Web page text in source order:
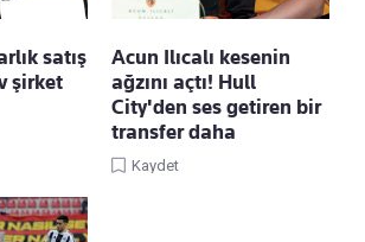
satış
şirket
Acun Ilıcalı kesenin
ağzını açtı! Hull
City'den ses getiren bir
transfer daha
Kaydet